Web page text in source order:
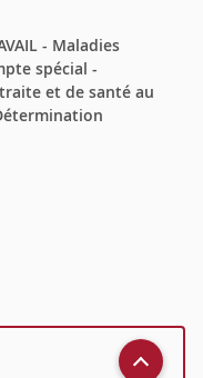
- Maladies
spécial -
et de santé au